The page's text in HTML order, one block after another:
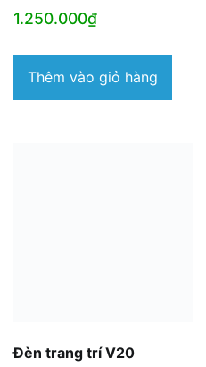
1.250.000₫
Thêm vào giỏ hàng
Đèn trang trí V20